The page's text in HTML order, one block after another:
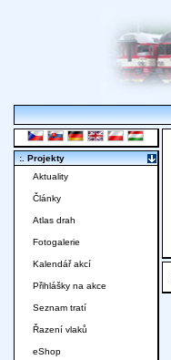
:. Projekty
Aktuality
Články
Atlas drah
Fotogalerie
Kalendář akcí
Přihlášky na akce
Seznam tratí
Řazení vlaků
eShop